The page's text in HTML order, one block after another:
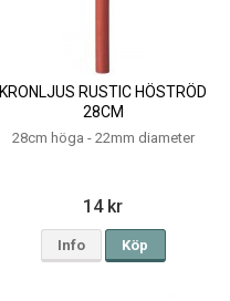
KRONLJUS RUSTIC HÖSTRÖD
28CM
28cm höga - 22mm diameter
14 kr
Info Köp